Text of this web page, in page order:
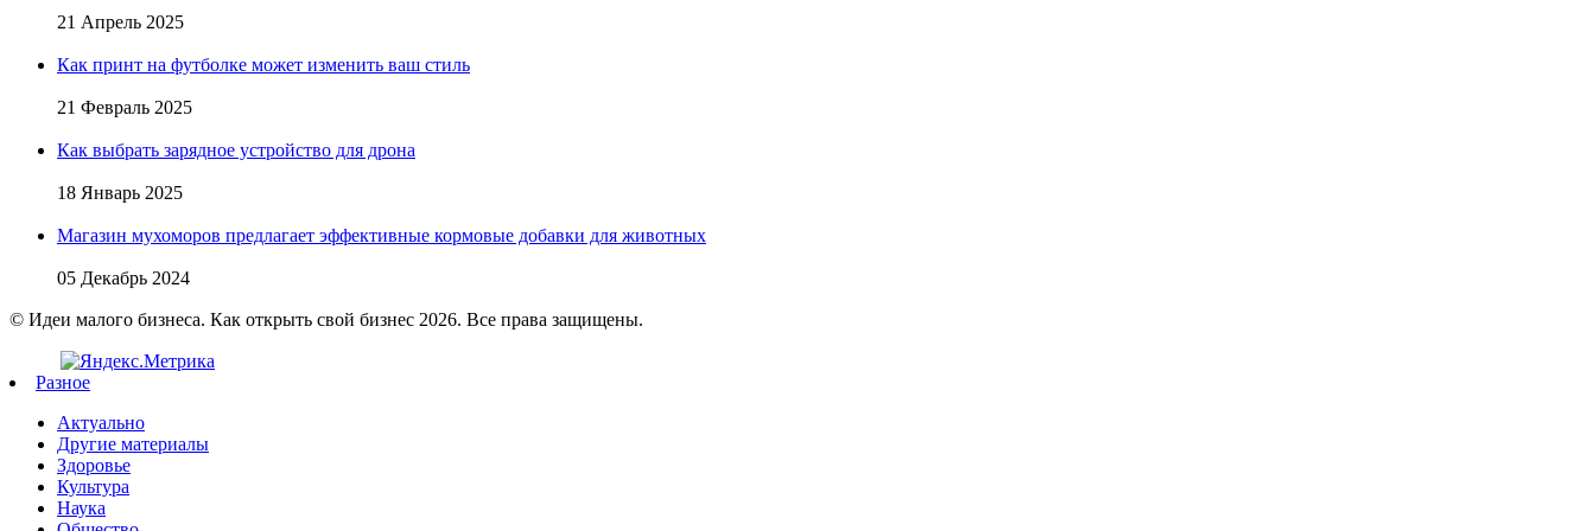
21 Апрель 2025
Как принт на футболке может изменить ваш стиль
21 Февраль 2025
Как выбрать зарядное устройство для дрона
18 Январь 2025
Магазин мухоморов предлагает эффективные кормовые добавки для животных
05 Декабрь 2024
© Идеи малого бизнеса. Как открыть свой бизнес 2026. Все права защищены.
Разное
Актуально
Другие материалы
Здоровье
Культура
Наука